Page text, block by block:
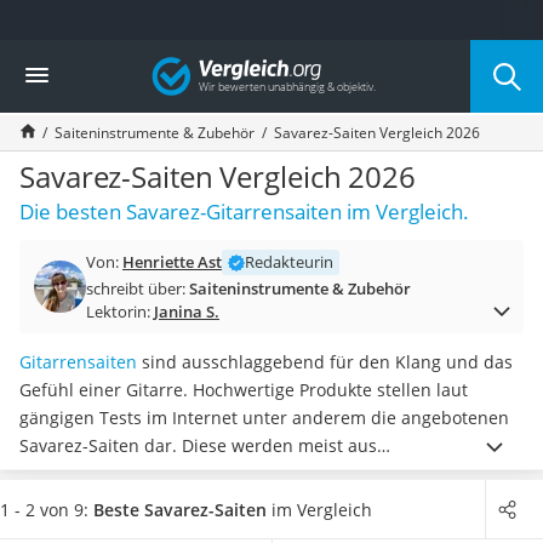
Die beliebtesten Vergleiche nach Kategorie
Freizeit & Sport
Gartentrampolin
Trampolin
Metalldetektor
Eufab-Fahrradträger
Trampolin 366 cm
Aluminium-Koffer
Futterboot
E-Bike-Dreirad
Trekkingschuhe Herren
Reisetasche mit Rollen
Klimmzugstation
Koffer
Nachtsichtgerät
Vergleich
Saiteninstrumente & Zubehör Savarez-Saiten Vergleich 2026
Savarez-Saiten Vergleich 2026
Die besten Savarez-Gitarrensaiten im Vergleich.
Von: Henriette Ast
Redakteurin
schreibt über:Saiteninstrumente & Zubehör
Lektorin: Janina S.
Gitarrensaiten sind ausschlaggebend für den Klang und das
Gefühl einer Gitarre. Hochwertige Produkte stellen laut
gängigen Tests im Internet unter anderem die angebotenen
Savarez-Saiten dar. Diese werden meist aus
strapazierfähigem Nylon gefertigt und ermöglichen ein
sauberes Spielen von hohen sowie tiefen Tönen
Wählen Sie
1 - 2 von 9: Beste Savarez-Saiten im Vergleich